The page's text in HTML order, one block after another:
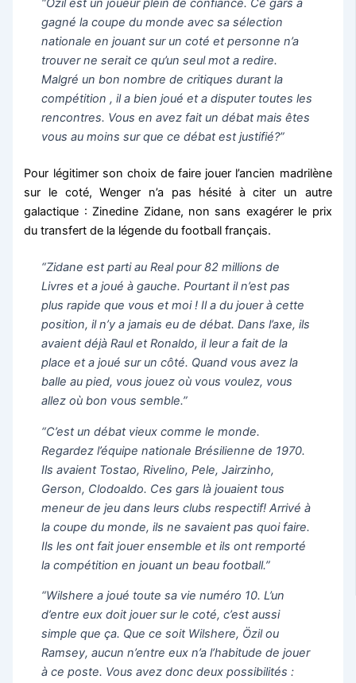
“Özil est un joueur plein de confiance. Ce gars a
gagné la coupe du monde avec sa sélection
nationale en jouant sur un coté et personne n’a
trouver ne serait ce qu’un seul mot a redire.
Malgré un bon nombre de critiques durant la
compétition , il a bien joué et a disputer toutes les
rencontres. Vous en avez fait un débat mais êtes
vous au moins sur que ce débat est justifié?”
Pour légitimer son choix de faire jouer l’ancien madrilène
sur le coté, Wenger n’a pas hésité à citer un autre
galactique : Zinedine Zidane, non sans exagérer le prix
du transfert de la légende du football français.
“Zidane est parti au Real pour 82 millions de
Livres et a joué à gauche. Pourtant il n’est pas
plus rapide que vous et moi ! Il a du jouer à cette
position, il n’y a jamais eu de débat. Dans l’axe, ils
avaient déjà Raul et Ronaldo, il leur a fait de la
place et a joué sur un côté. Quand vous avez la
balle au pied, vous jouez où vous voulez, vous
allez où bon vous semble.”
“C’est un débat vieux comme le monde.
Regardez l’équipe nationale Brésilienne de 1970.
Ils avaient Tostao, Rivelino, Pele, Jairzinho,
Gerson, Clodoaldo. Ces gars là jouaient tous
meneur de jeu dans leurs clubs respectif! Arrivé à
la coupe du monde, ils ne savaient pas quoi faire.
Ils les ont fait jouer ensemble et ils ont remporté
la compétition en jouant un beau football.”
“Wilshere a joué toute sa vie numéro 10. L’un
d’entre eux doit jouer sur le coté, c’est aussi
simple que ça. Que ce soit Wilshere, Özil ou
Ramsey, aucun n’entre eux n’a l’habitude de jouer
à ce poste. Vous avez donc deux possibilités :